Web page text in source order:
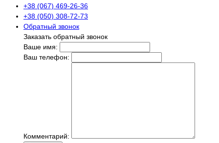
+38 (067) 469-26-36
+38 (050) 308-72-73
Обратный звонок
Заказать обратный звонок
Ваше имя:
Ваш телефон:
Комментарий: